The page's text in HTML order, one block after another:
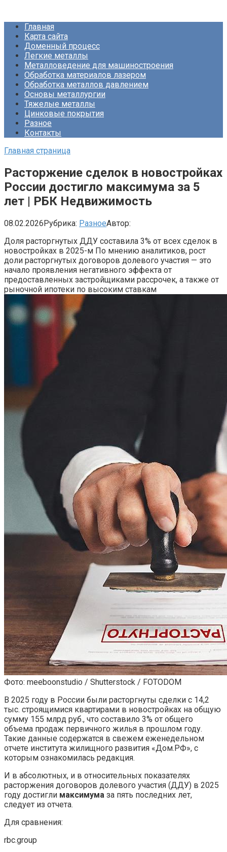
контентуГлавная
Карта сайта
Доменный процесс
Легкие металлы
Металловедение для машиностроения
Обработка материалов лазером
Обработка металлов давлением
Основы металлургии
Тяжелые металлы
Цинковые покрытия
Разное
Контакты
Главная страница
Расторжение сделок в новостройках
России достигло максимума за 5
лет | РБК Недвижимость
08.02.2026Рубрика: РазноеАвтор:
Доля расторгнутых ДДУ составила 3% от всех сделок в
новостройках в 2025-м По мнению аналитиков, рост
доли расторгнутых договоров долевого участия — это
начало проявления негативного эффекта от
предоставленных застройщиками рассрочек, а также от
рыночной ипотеки по высоким ставкам
Фото: meeboonstudio / Shutterstock / FOTODOM
В 2025 году в России были расторгнуты сделки с 14,2
тыс. строящимися квартирами в новостройках на общую
сумму 155 млрд руб., что составило 3% от общего
объема продаж первичного жилья в прошлом году.
Такие данные содержатся в свежем еженедельном
отчете института жилищного развития «Дом.РФ», с
которым ознакомилась редакция.
И в абсолютных, и в относительных показателях
расторжения договоров долевого участия (ДДУ) в 2025
году достигли максимума за пять последних лет,
следует из отчета.
Для сравнения:
rbc.group